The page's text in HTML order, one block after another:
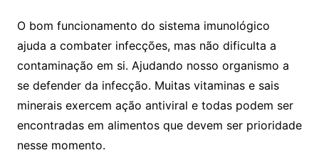
O bom funcionamento do sistema imunológico
ajuda a combater infecções, mas não dificulta a
contaminação em si. Ajudando nosso organismo a
se defender da infecção. Muitas vitaminas e sais
minerais exercem ação antiviral e todas podem ser
encontradas em alimentos que devem ser prioridade
nesse momento.